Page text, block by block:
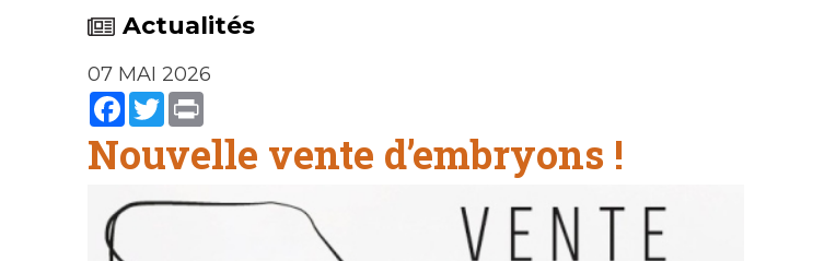
Actualités
07 MAI 2026
Facebook
Twitter
Nouvelle vente d’embryons !